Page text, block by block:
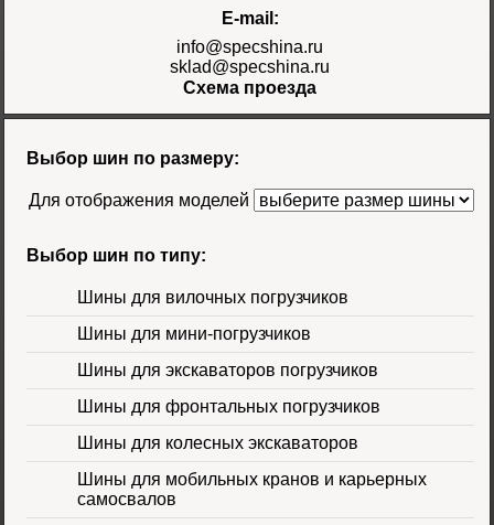
58500 руб.
Шина 16.9-30
14PR TL Galaxy
Цена 60000 руб.
E-mail:
info@specshina.ru
sklad@specshina.ru
Схема проезда
Выбор шин по размеру:
Для отображения моделей
Выбор шин по типу:
Шины для вилочных погрузчиков
Шины для мини-погрузчиков
Шины для экскаваторов погрузчиков
Шины для фронтальных погрузчиков
Шины для колесных экскаваторов
Шины для мобильных кранов и карьерных
самосвалов